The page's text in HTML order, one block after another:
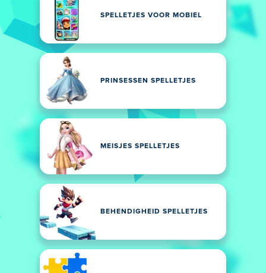
SPELLETJES VOOR MOBIEL
PRINSESSEN SPELLETJES
MEISJES SPELLETJES
BEHENDIGHEID SPELLETJES